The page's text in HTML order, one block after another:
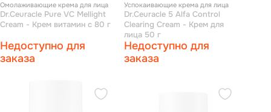
Омолаживающие крема для лица
Dr.Ceuracle Pure VC Mellight
Cream - Крем витамин с 80 г
Недоступно для
заказа
Успокаивающие крема для лица
Dr.Ceuracle 5 Alfa Control
Clearing Cream - Крем для
лица 50 г
Недоступно для
заказа